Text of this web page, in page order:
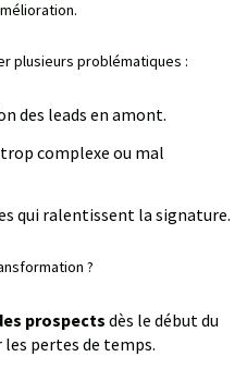
plusieurs problématiques :
des leads en amont.
complexe ou mal
qui ralentissent la signature.
?
prospects dès le début du
pertes de temps.